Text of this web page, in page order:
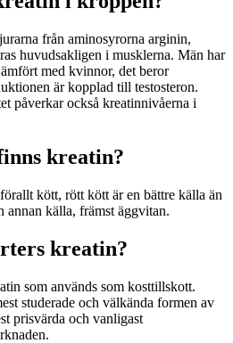
från aminosyrorna arginin,
huvudsakligen i musklerna. Män har
med kvinnor, det beror
är kopplad till testosteron.
påverkar också kreatinnivåerna i
kreatin?
kött, rött kött är en bättre källa än
källa, främst äggvitan.
kreatin?
som används som kosttillskott.
studerade och välkända formen av
prisvärda och vanligast